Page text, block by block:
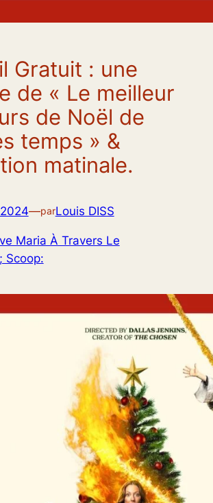
Gratuit : une
de « Le meilleur
de Noël de
temps » &
matinale.
—parLouis DISS
Maria À Travers Le
Scoop: